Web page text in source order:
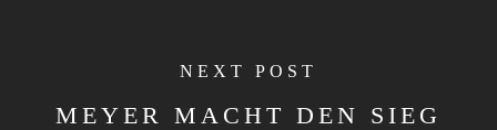
NEXT POST
MEYER MACHT DEN SIEG